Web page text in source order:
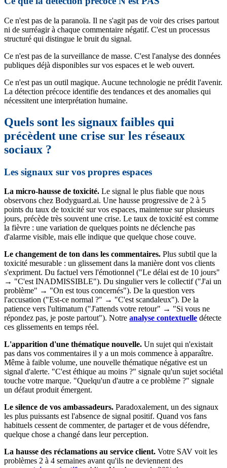
Ce n'est pas de la paranoïa. Il ne s'agit pas de voir des crises partout
ni de surréagir à chaque commentaire négatif. C'est un processus
structuré qui distingue le bruit du signal.
Ce n'est pas de la surveillance de masse. C'est l'analyse des données
publiques déjà disponibles sur vos espaces et le web ouvert.
Ce n'est pas un outil magique. Aucune technologie ne prédit l'avenir.
La détection précoce identifie des tendances et des anomalies qui
nécessitent une interprétation humaine.
Quels sont les signaux faibles qui
précèdent une crise sur les réseaux
sociaux ?
Les signaux sur vos propres espaces
La micro-hausse de toxicité. Le signal le plus fiable que nous
observons chez Bodyguard.ai. Une hausse progressive de 2 à 5
points du taux de toxicité sur vos espaces, maintenue sur plusieurs
jours, précède très souvent une crise. Le taux de toxicité est comme
la fièvre : une variation de quelques points ne déclenche pas
d'alarme visible, mais elle indique que quelque chose couve.
Le changement de ton dans les commentaires. Plus subtil que la
toxicité mesurable : un glissement dans la manière dont vos clients
s'expriment. Du factuel vers l'émotionnel ("Le délai est de 10 jours"
→ "C'est INADMISSIBLE"). Du singulier vers le collectif ("J'ai un
problème" → "On est tous concernés"). De la question vers
l'accusation ("Est-ce normal ?" → "C'est scandaleux"). De la
patience vers l'ultimatum ("J'attends votre retour" → "Si vous ne
répondez pas, je poste partout"). Notre analyse contextuelle détecte
ces glissements en temps réel.
L'apparition d'une thématique nouvelle. Un sujet qui n'existait
pas dans vos commentaires il y a un mois commence à apparaître.
Même à faible volume, une nouvelle thématique négative est un
signal d'alerte. "C'est éthique au moins ?" signale qu'un sujet sociétal
touche votre marque. "Quelqu'un d'autre a ce problème ?" signale
un défaut produit émergent.
Le silence de vos ambassadeurs. Paradoxalement, un des signaux
les plus puissants est l'absence de signal positif. Quand vos fans
habituels cessent de commenter, de partager et de vous défendre,
quelque chose a changé dans leur perception.
La hausse des réclamations au service client. Votre SAV voit les
problèmes 2 à 4 semaines avant qu'ils ne deviennent des